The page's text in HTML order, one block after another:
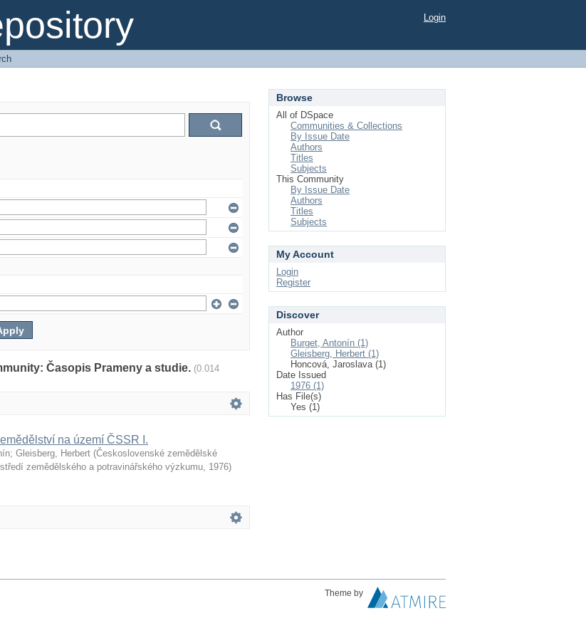
Login
Časopis Prameny a studie. (0.014
na území ČSSR I.
; Gleisberg, Herbert (Československé zemědělské
zemědělského a potravinářského výzkumu, 1976)
Browse
All of DSpace
Communities & Collections
By Issue Date
Authors
Titles
Subjects
This Community
By Issue Date
Authors
Titles
Subjects
My Account
Login
Register
Discover
Author
Burget, Antonín (1)
Gleisberg, Herbert (1)
Honcová, Jaroslava (1)
Date Issued
1976 (1)
Has File(s)
Yes (1)
Theme by